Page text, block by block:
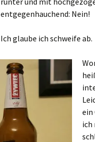
entgegenhauchend: Nein!
Ich glaube ich schweife ab.
ein
ich